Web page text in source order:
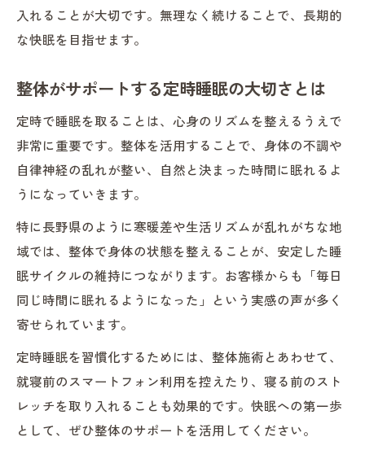
入れることが大切です。無理なく続けることで、長期的
な快眠を目指せます。
整体がサポートする定時睡眠の大切さとは
定時で睡眠を取ることは、心身のリズムを整えるうえで
非常に重要です。整体を活用することで、身体の不調や
自律神経の乱れが整い、自然と決まった時間に眠れるよ
うになっていきます。
特に長野県のように寒暖差や生活リズムが乱れがちな地
域では、整体で身体の状態を整えることが、安定した睡
眠サイクルの維持につながります。お客様からも「毎日
同じ時間に眠れるようになった」という実感の声が多く
寄せられています。
定時睡眠を習慣化するためには、整体施術とあわせて、
就寝前のスマートフォン利用を控えたり、寝る前のスト
レッチを取り入れることも効果的です。快眠への第一歩
として、ぜひ整体のサポートを活用してください。